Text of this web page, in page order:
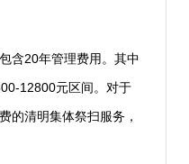
含20年管理费用。其中
12800元区间。对于
的清明集体祭扫服务，